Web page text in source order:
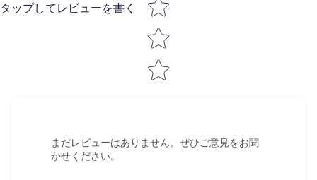
タップしてレビューを書く
まだレビューはありません。ぜひご意見をお聞
かせください。